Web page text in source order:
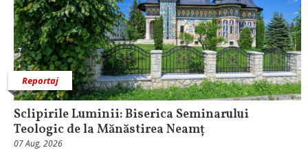
Reportaj
Sclipirile Luminii: Biserica Seminarului
Teologic de la Mănăstirea Neamț
07 Aug, 2026